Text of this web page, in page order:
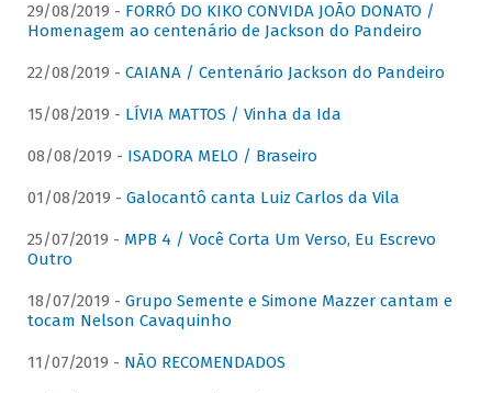
29/08/2019 - FORRÓ DO KIKO CONVIDA JOÃO DONATO /
Homenagem ao centenário de Jackson do Pandeiro
22/08/2019 - CAIANA / Centenário Jackson do Pandeiro
15/08/2019 - LÍVIA MATTOS / Vinha da Ida
08/08/2019 - ISADORA MELO / Braseiro
01/08/2019 - Galocantô canta Luiz Carlos da Vila
25/07/2019 - MPB 4 / Você Corta Um Verso, Eu Escrevo
Outro
18/07/2019 - Grupo Semente e Simone Mazzer cantam e
tocam Nelson Cavaquinho
11/07/2019 - NÃO RECOMENDADOS